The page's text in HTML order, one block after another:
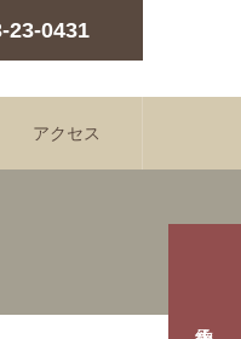
23-0431
アクセス